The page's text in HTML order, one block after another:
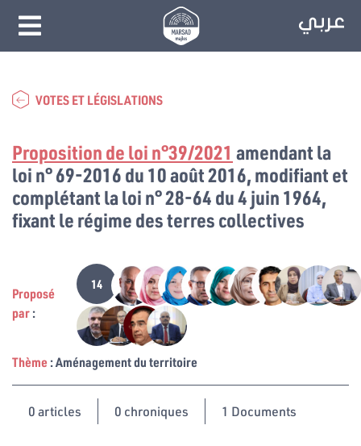
VOTES ET LÉGISLATIONS
Proposition de loi n°39/2021 amendant la
loi n° 69-2016 du 10 août 2016, modifiant et
complétant la loi n° 28-64 du 4 juin 1964,
fixant le régime des terres collectives
Proposé
par:
14
Thème: Aménagement du territoire
0articles 0 chroniques 1 Documents